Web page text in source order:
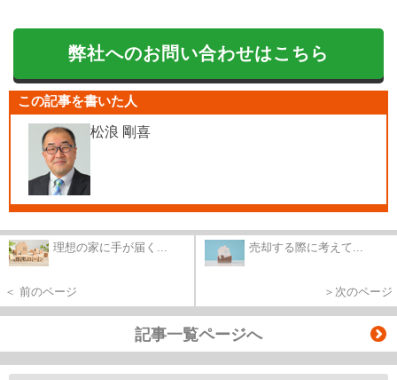
弊社へのお問い合わせはこちら
この記事を書いた人
松浪 剛喜
理想の家に手が届く...
＜ 前のページ
売却する際に考えて...
＞次のページ
記事一覧ページへ